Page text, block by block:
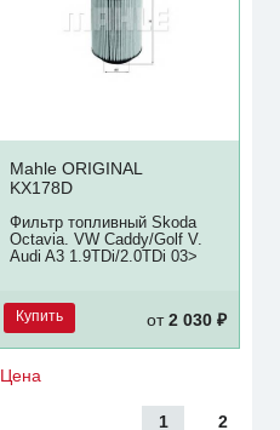
Mahle ORIGINAL
KX178D
Фильтр топливный Skoda
Octavia. VW Caddy/Golf V.
Audi A3 1.9TDi/2.0TDi 03>
Купить от2 030 ₽
Цена
1 2